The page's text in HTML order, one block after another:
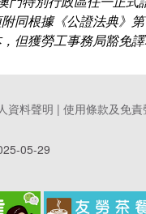
同根據《公證法典》
但獲勞工事務局豁免譯
資料聲明 | 使用條款及免責
05-29